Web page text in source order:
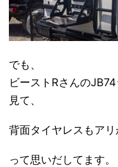
でも、
ビーストRさんの
見て、
背面タイヤレスもアリ
って思いだしてます。